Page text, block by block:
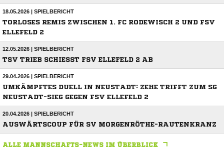
18.05.2026 | SPIELBERICHT
TORLOSES REMIS ZWISCHEN 1. FC RODEWISCH 2 UND FSV
ELLEFELD 2
12.05.2026 | SPIELBERICHT
TSV TRIEB SCHIESST FSV ELLEFELD 2 AB
29.04.2026 | SPIELBERICHT
UMKÄMPFTES DUELL IN NEUSTADT: ZEHE TRIFFT ZUM SG
NEUSTADT-SIEG GEGEN FSV ELLEFELD 2
20.04.2026 | SPIELBERICHT
AUSWÄRTSCOUP FÜR SV MORGENRÖTHE-RAUTENKRANZ
ALLE MANNSCHAFTS-NEWS IM ÜBERBLICK